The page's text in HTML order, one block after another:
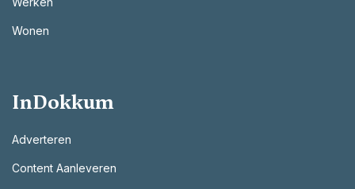
Wonen
InDokkum
Adverteren
Content Aanleveren